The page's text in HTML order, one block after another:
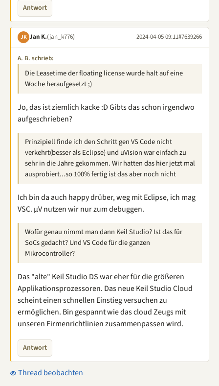
Antwort
JK Jan K.(jan_k776) 2024-04-05 09:11#7639266
A. B. schrieb:
Die Leasetime der floating license wurde halt auf eine
Woche heraufgesetzt ;)
Jo, das ist ziemlich kacke :D Gibts das schon irgendwo
aufgeschrieben?
Prinzipiell finde ich den Schritt gen VS Code nicht
verkehrt(besser als Eclipse) und uVision war einfach zu
sehr in die Jahre gekommen. Wir hatten das hier jetzt mal
ausprobiert...so 100% fertig ist das aber noch nicht
Ich bin da auch happy drüber, weg mit Eclipse, ich mag
VSC. µV nutzen wir nur zum debuggen.
Wofür genau nimmt man dann Keil Studio? Ist das für
SoCs gedacht? Und VS Code für die ganzen
Mikrocontroller?
Das "alte" Keil Studio DS war eher für die größeren
Applikationsprozessoren. Das neue Keil Studio Cloud
scheint einen schnellen Einstieg versuchen zu
ermöglichen. Bin gespannt wie das cloud Zeugs mit
unseren Firmenrichtlinien zusammenpassen wird.
Antwort
Thread beobachten